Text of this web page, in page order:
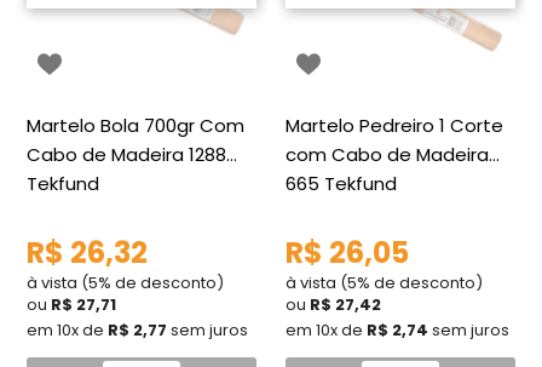
Martelo Bola 700gr Com
Cabo de Madeira 1288
Tekfund
R$ 26,32
à vista (5% de desconto)
ou R$ 27,71
em 10x de R$ 2,77 sem juros
Martelo Pedreiro 1 Corte
com Cabo de Madeira
665 Tekfund
R$ 26,05
à vista (5% de desconto)
ou R$ 27,42
em 10x de R$ 2,74 sem juros